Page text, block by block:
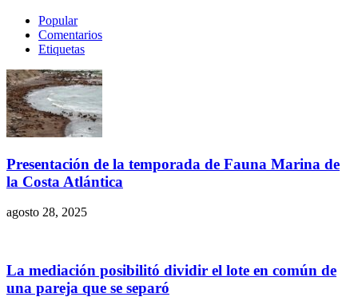
Popular
Comentarios
Etiquetas
Presentación de la temporada de Fauna Marina de
la Costa Atlántica
agosto 28, 2025
La mediación posibilitó dividir el lote en común de
una pareja que se separó